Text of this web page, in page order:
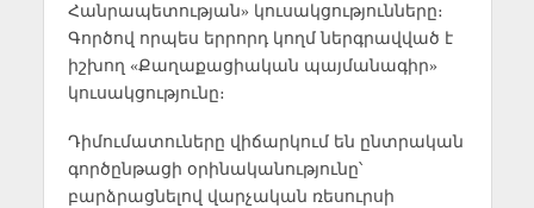
Հանրապետության» կուսակցությունները։
Գործով որպես երրորդ կողմ ներգրավված է
իշխող «Քաղաքացիական պայմանագիր»
կուսակցությունը։
Դիմումատուները վիճարկում են ընտրական
գործընթացի օրինականությունը՝
բարձրացնելով վարչական ռեսուրսի